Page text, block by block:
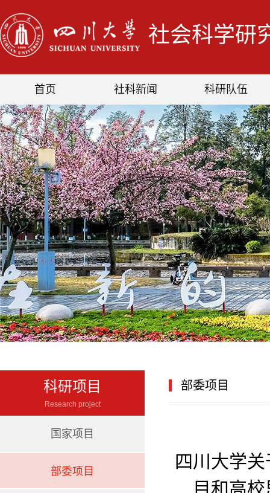
社会科学研
首页 社科新闻 科研队伍
科研项目
Research project
国家项目
部委项目
部委项目
四川大学
目和高